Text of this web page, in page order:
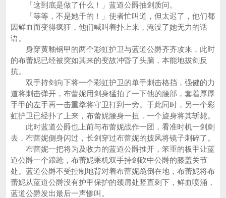
「这到底是做了什么！」蓝道公爵抽剑质问。
「等等，不是她干的！」使者忙叫道，但太迟了，他们都
因鲜血而变得疯狂，他们喊叫着扑上来，淹没了她无力的话
语。
身穿黄釉钢甲的两个彩虹护卫与蓝道公爵齐齐攻来，此时
的布蕾妮已经被突如其来的变故冲昏了头脑，本能地拔剑反
抗。
双手持剑向下将一个彩虹护卫的单手刺击格挡，强健的力
道将刺击弹开，布蕾妮用剑身猛拍了一下他的腰部，套着厚厚
手甲的左手再一击重拳将守卫打到一旁。于此同时，另一个彩
虹护卫已经扑了上来，布蕾妮腰身一扭，一个旋身将其斩毙。
此时蓝道公爵也上前与布蕾妮战作一团，看准时机一剑刺
去，布蕾妮侧身闪过，长剑穿过布蕾妮的披风将镜子刺碎了。
布蕾妮一把将为及收力的蓝道公爵推开，笨重的板甲让蓝
道公爵一个踉跄，布蕾妮乘机双手持剑砍中公爵的膝盖关节
处。蓝道公爵不受控制地背对着布蕾妮跪倒在地，布蕾妮将布
蕾妮从蓝道公爵没有护甲保护的颈肩处竖直刺下，鲜血喷涌，
蓝道公爵发出最后一声惨叫。